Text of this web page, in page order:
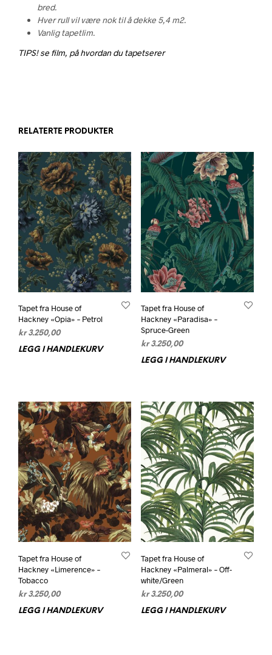
bred.
Hver rull vil være nok til å dekke 5,4 m2.
Vanlig tapetlim.
TIPS! se film, på hvordan du tapetserer
RELATERTE PRODUKTER
Tapet fra House of
Hackney «Opia» – Petrol
kr3.250,00
LEGG I HANDLEKURV
Tapet fra House of
Hackney «Paradisa» –
Spruce-Green
kr3.250,00
LEGG I HANDLEKURV
Tapet fra House of
Hackney «Limerence» –
Tobacco
kr3.250,00
LEGG I HANDLEKURV
Tapet fra House of
Hackney «Palmeral» – Off-
white/Green
kr3.250,00
LEGG I HANDLEKURV